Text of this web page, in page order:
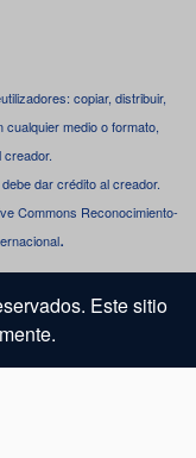
copiar, distribuir,
medio o formato,
creador.
dar crédito al creador.
Commons Reconocimiento-
.
Este sitio